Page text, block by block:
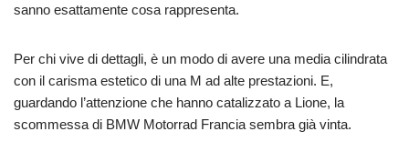
sanno esattamente cosa rappresenta.
Per chi vive di dettagli, è un modo di avere una media cilindrata
con il carisma estetico di una M ad alte prestazioni. E,
guardando l’attenzione che hanno catalizzato a Lione, la
scommessa di BMW Motorrad Francia sembra già vinta.